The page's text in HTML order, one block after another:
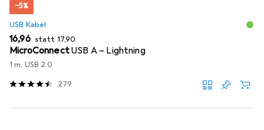
−5%
USB Kabel
EUR
16,96 statt EUR
17,90
MicroConnectUSB A – Lightning
1 m, USB 2.0
279